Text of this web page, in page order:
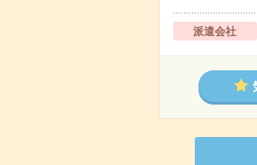
派遣会社